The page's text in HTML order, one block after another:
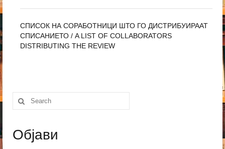
СПИСОК НА СОРАБОТНИЦИ ШТО ГО ДИСТРИБУИРААТ
СПИСАНИЕТО / A LIST OF COLLABORATORS
DISTRIBUTING THE REVIEW
Search
for:
Објави